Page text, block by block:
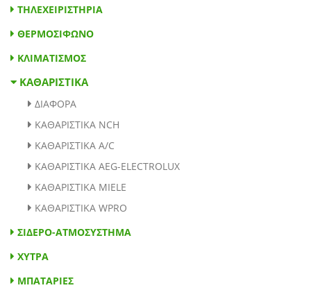
ΤΗΛΕΧΕΙΡΙΣΤΗΡΙΑ
ΘΕΡΜΟΣΙΦΩΝΟ
ΚΛΙΜΑΤΙΣΜΟΣ
ΔΙΑΦΟΡΑ
ΚΑΘΑΡΙΣΤΙΚΑ NCH
ΚΑΘΑΡΙΣΤΙΚΑ A/C
ΚΑΘΑΡΙΣΤΙΚΑ AEG-ELECTROLUX
ΚΑΘΑΡΙΣΤΙΚΑ MIELE
ΚΑΘΑΡΙΣΤΙΚΑ WPRO
ΣΙΔΕΡΟ-ΑΤΜΟΣΥΣΤΗΜΑ
ΧΥΤΡΑ
ΜΠΑΤΑΡΙΕΣ